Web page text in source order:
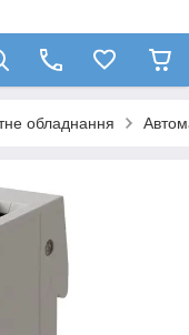
обладнання